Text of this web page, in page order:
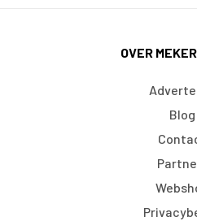
OVER
Blog